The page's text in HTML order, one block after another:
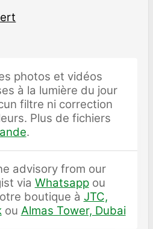
photos et vidéos
à la lumière du jour
filtre ni correction
Plus de fichiers
.
advisory from our
via Whatsappou
boutique à JTC,
ou Almas Tower, Dubai